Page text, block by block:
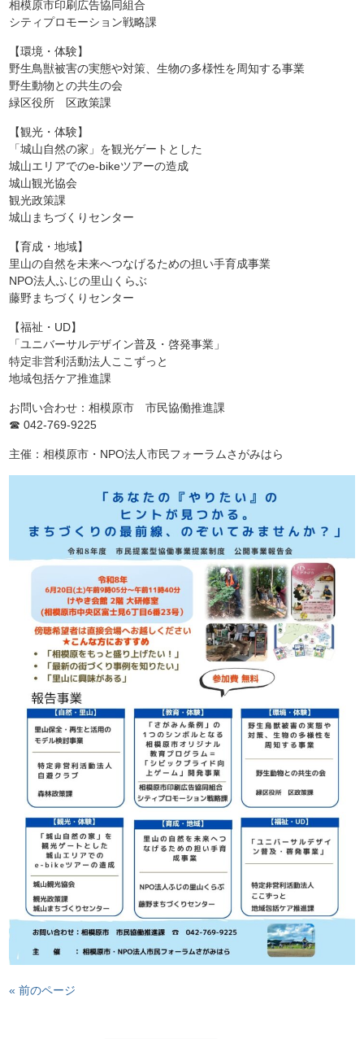
相模原市印刷広告協同組合
シティプロモーション戦略課
【環境・体験】
野生鳥獣被害の実態や対策、生物の多様性を周知する事業
野生動物との共生の会
緑区役所 区政策課
【観光・体験】
「城山自然の家」を観光ゲートとした
城山エリアでのe-bikeツアーの造成
城山観光協会
観光政策課
城山まちづくりセンター
【育成・地域】
里山の自然を未来へつなげるための担い手育成事業
NPO法人ふじの里山くらぶ
藤野まちづくりセンター
【福祉・UD】
「ユニバーサルデザイン普及・啓発事業」
特定非営利活動法人ここずっと
地域包括ケア推進課
お問い合わせ：相模原市 市民協働推進課
☎ 042-769-9225
主催：相模原市・NPO法人市民フォーラムさがみはら
« 前のページ